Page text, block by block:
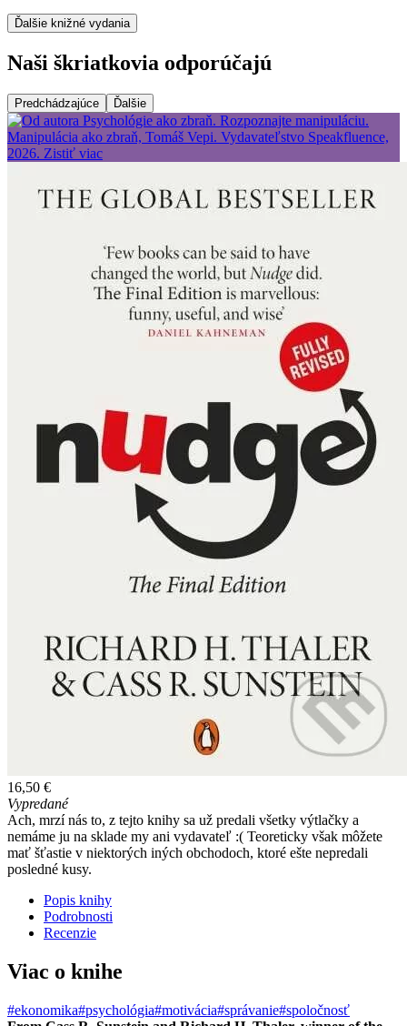
Ďalšie knižné vydania
Naši škriatkovia odporúčajú
Predchádzajúce Ďalšie
16,50 €
Vypredané
Ach, mrzí nás to, z tejto knihy sa už predali všetky výtlačky a
nemáme ju na sklade my ani vydavateľ :( Teoreticky však môžete
mať šťastie v niektorých iných obchodoch, ktoré ešte nepredali
posledné kusy.
Popis knihy
Podrobnosti
Recenzie
Viac o knihe
#ekonomika#psychológia#motivácia#správanie#spoločnosť